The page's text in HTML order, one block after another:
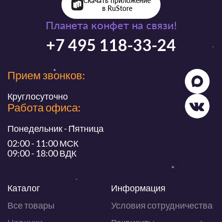
Планета конфет на связи!
+7 495 118-33-24
Прием звонков:
Круглосуточно
Работа офиса:
Понедельник - Пятница
02:00 - 11:00 МСК
09:00 - 18:00 ВДК
Каталог
Все товары
Информация
Условия сотрудничества
в RuStore